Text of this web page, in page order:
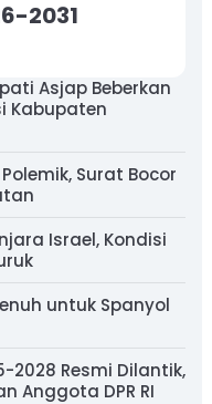
2031
Asjap Beberkan
Kabupaten
Surat Bocor
Israel, Kondisi
untuk Spanyol
2028 Resmi Dilantik,
Anggota DPR RI